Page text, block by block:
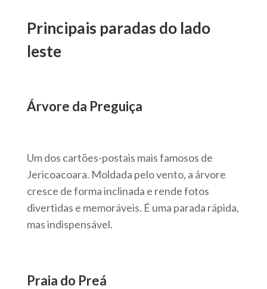
Principais paradas do lado
leste
Árvore da Preguiça
Um dos cartões-postais mais famosos de
Jericoacoara. Moldada pelo vento, a árvore
cresce de forma inclinada e rende fotos
divertidas e memoráveis. É uma parada rápida,
mas indispensável.
Praia do Preá